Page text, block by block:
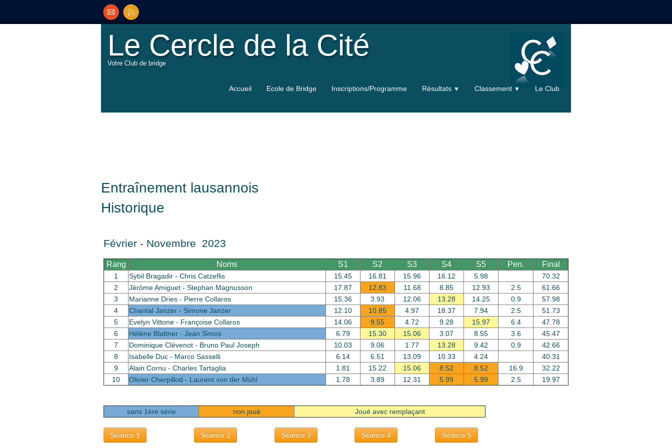
Le Cercle de la Cité
Votre Club de bridge
Accueil Ecole de Bridge Inscriptions/Programme Résultats ▼ Classement ▼ Le Club
Entraînement lausannois
Historique
Février - Novembre 2023
Rang Noms S1 S2 S3 S4 S5 Pen. Final
1 Sybil Bragadir - Chris Catzeflis 15.45 16.81 15.96 16.12 5.98
70.32
2
Jérôme Amiguet - Stephan Magnusson 17.87 12.83 11.68 8.85 12.93 2.5
61.66
3
Marianne Dries - Pierre Collaros 15.36 3.93 12.06 13.28 14.25 0.9
57.98
4
Chantal Janzer - Simone Janzer 12.10 10.85 4.97 18.37 7.94 2.5
51.73
5
Evelyn Vittone - Françoise Collaros 14.06 9.55 4.72 9.28 15.97 6.4
47.78
6
Hélène Blattner - Jean Simos 6.79 15.30 15.06 3.07 8.55 3.6
45.47
7
Dominique Clévenot - Bruno Paul Joseph 10.03 9.06 1.77 13.28 9.42 0.9
42.66
8
Isabelle Duc - Marco Sasselli 6.14 6.51 13.09 10.33 4.24
40.31
9
Alain Cornu - Charles Tartaglia 1.81 15.22 15.06 8.52 8.52 16.9
32.22
10
Olivier Cherpillod - Laurent von der Mühl 1.78 3.89 12.31 5.99 5.99 2.5 19.97
sans 1ère série non joué Joué avec remplaçant
Séance 1 Séance 2 Séance 3 Séance 4 Séance 5